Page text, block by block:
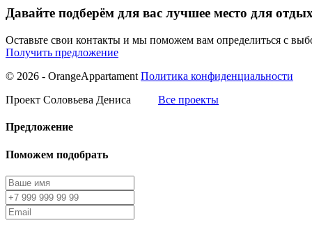
Давайте подберём для вас лучшее место для
Оставьте свои контакты и мы поможем вам определиться с
Получить предложение
© 2026 - OrangeAppartament Политика конфиденциальности
Проект Соловьева Дениса
Все проекты
Предложение
Поможем подобрать